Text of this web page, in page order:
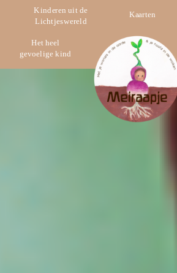
Het heel
gevoelige kind
Kinderen uit de
Lichtjeswereld
Kaarten